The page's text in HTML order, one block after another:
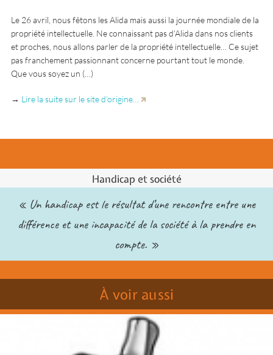
Le 26 avril, nous fêtons les Alida mais aussi la journée mondiale de la
propriété intellectuelle. Ne connaissant pas d’Alida dans nos clients
et proches, nous allons parler de la propriété intellectuelle… Ce sujet
pas franchement passionnant concerne pourtant tout le monde.
Que vous soyez un (…)
→ Lire la suite sur le site d’origine…
Handicap et société
« Un handicap est le résultat d’une rencontre entre une
différence et une incapacité de la société à la prendre en
compte. »
À voir aussi